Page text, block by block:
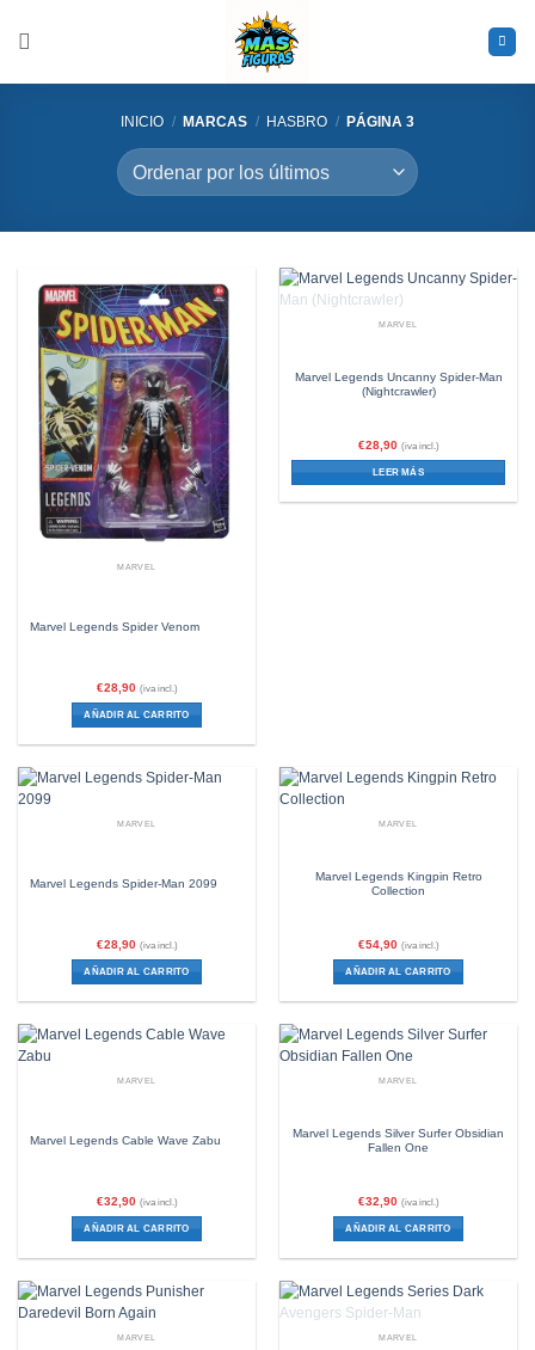
contenido
INICIO / MARCAS / HASBRO / PÁGINA 3
MARVEL
Marvel Legends Spider Venom
€28,90 (iva incl.)
AÑADIR AL CARRITO
SIN EXISTENCIAS
MARVEL
Marvel Legends Uncanny Spider-Man
(Nightcrawler)
€28,90 (iva incl.)
LEER MÁS
MARVEL
Marvel Legends Spider-Man 2099
€28,90 (iva incl.)
AÑADIR AL CARRITO
MARVEL
Marvel Legends Kingpin Retro
Collection
€54,90 (iva incl.)
AÑADIR AL CARRITO
MARVEL
Marvel Legends Cable Wave Zabu
€32,90 (iva incl.)
AÑADIR AL CARRITO
MARVEL
Marvel Legends Silver Surfer Obsidian
Fallen One
€32,90 (iva incl.)
AÑADIR AL CARRITO
MARVEL SIN EXISTENCIAS
MARVEL